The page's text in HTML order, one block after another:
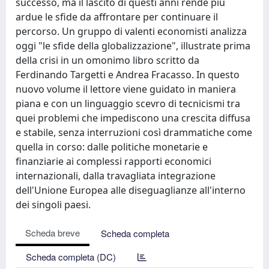
ardue le sfide da affrontare per continuare il
percorso. Un gruppo di valenti economisti analizza
oggi "le sfide della globalizzazione", illustrate prima
della crisi in un omonimo libro scritto da
Ferdinando Targetti e Andrea Fracasso. In questo
nuovo volume il lettore viene guidato in maniera
piana e con un linguaggio scevro di tecnicismi tra
quei problemi che impediscono una crescita diffusa
e stabile, senza interruzioni così drammatiche come
quella in corso: dalle politiche monetarie e
finanziarie ai complessi rapporti economici
internazionali, dalla travagliata integrazione
dell'Unione Europea alle diseguaglianze all'interno
dei singoli paesi.
Scheda breve
Scheda completa
Scheda completa (DC)